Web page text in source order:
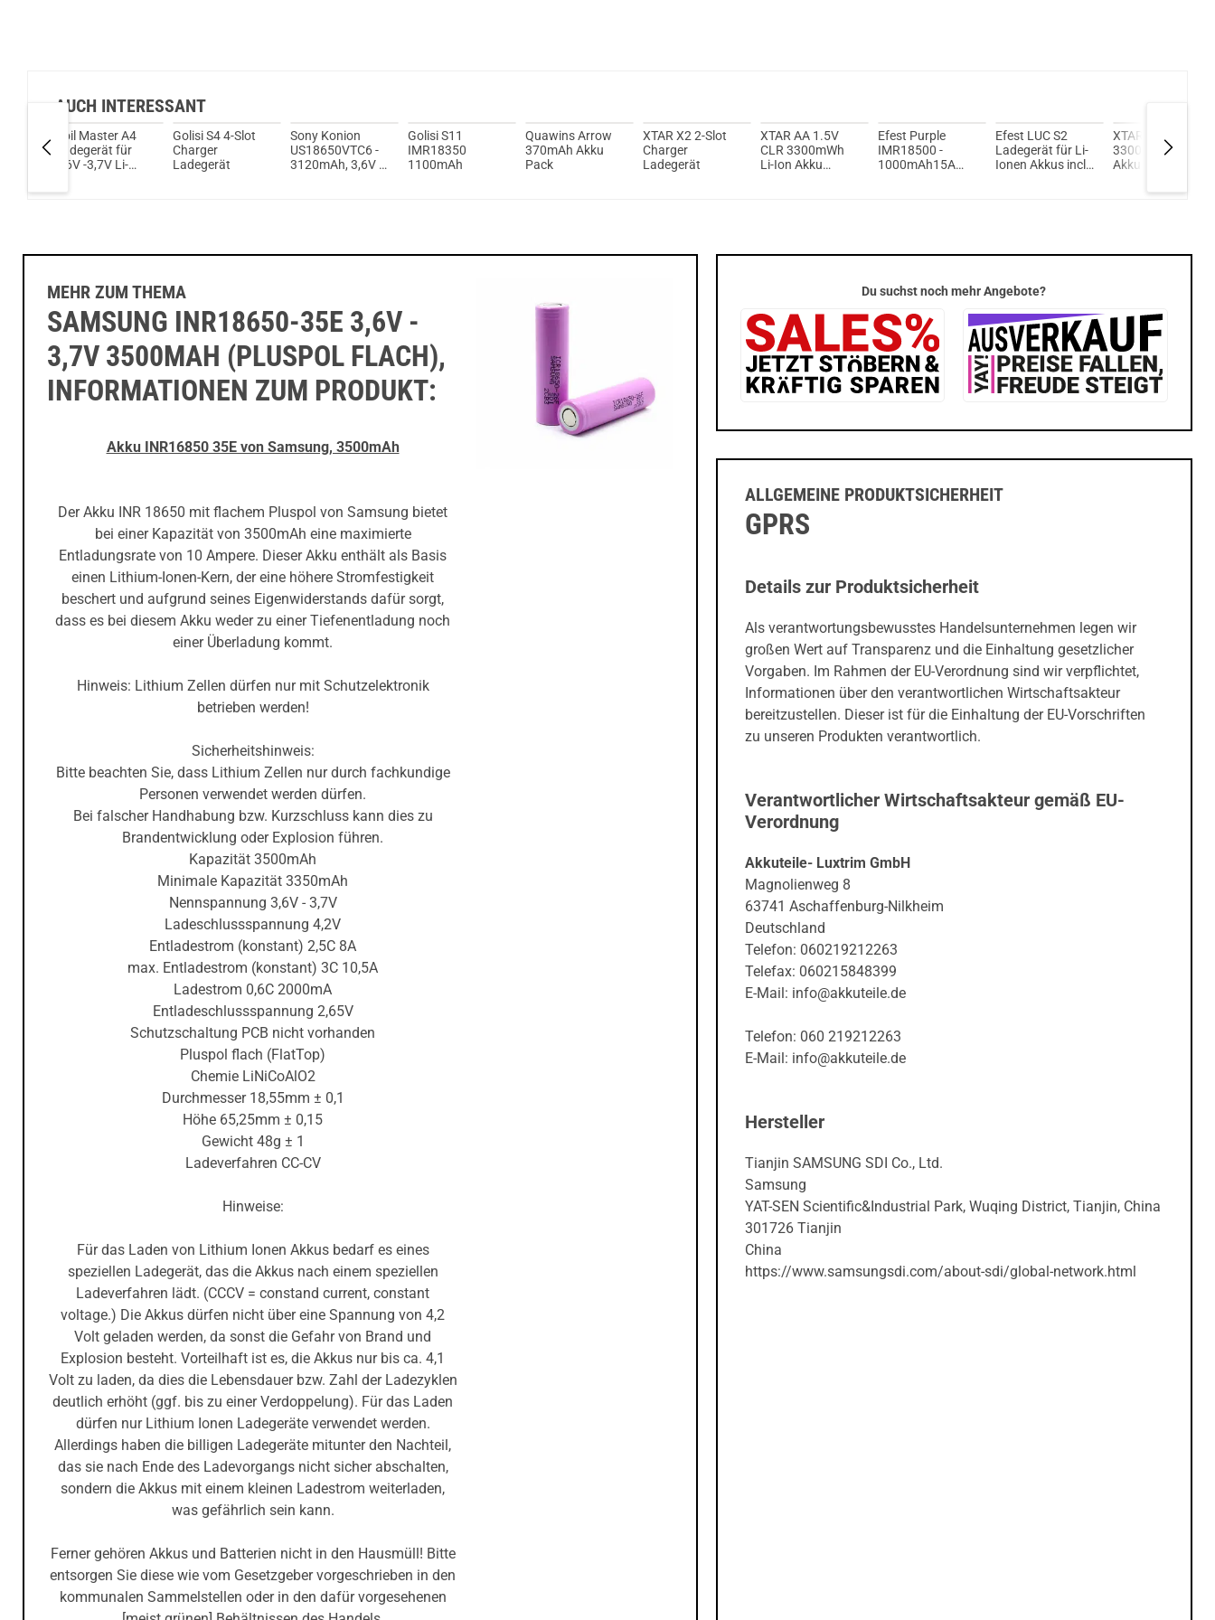
AUCH INTERESSANT
Coil Master A4
Ladegerät für
3,6V -3,7V Li-
Golisi S4 4-Slot
Charger
Ladegerät
Sony Konion
US18650VTC6 -
3120mAh, 3,6V -
Golisi S11
IMR18350
1100mAh
Quawins Arrow
370mAh Akku
Pack
XTAR X2 2-Slot
Charger
Ladegerät
XTAR AA 1.5V
CLR 3300mWh
Li-Ion Akku
Efest Purple
IMR18500 -
1000mAh15A
Efest LUC S2
Ladegerät für Li-
Ionen Akkus incl.
XTAR AA 1.5V
3300mWh Li-Ion
Akku 2000mAh
MEHR ZUM THEMA
SAMSUNG INR18650-35E 3,6V -
3,7V 3500MAH (PLUSPOL FLACH),
INFORMATIONEN ZUM PRODUKT:
Akku INR16850 35E von Samsung, 3500mAh
Der Akku INR 18650 mit flachem Pluspol von Samsung bietet
bei einer Kapazität von 3500mAh eine maximierte
Entladungsrate von 10 Ampere. Dieser Akku enthält als Basis
einen Lithium-Ionen-Kern, der eine höhere Stromfestigkeit
beschert und aufgrund seines Eigenwiderstands dafür sorgt,
dass es bei diesem Akku weder zu einer Tiefenentladung noch
einer Überladung kommt.
Hinweis: Lithium Zellen dürfen nur mit Schutzelektronik
betrieben werden!
Sicherheitshinweis:
Bitte beachten Sie, dass Lithium Zellen nur durch fachkundige
Personen verwendet werden dürfen.
Bei falscher Handhabung bzw. Kurzschluss kann dies zu
Brandentwicklung oder Explosion führen.
Kapazität 3500mAh
Minimale Kapazität 3350mAh
Nennspannung 3,6V - 3,7V
Ladeschlussspannung 4,2V
Entladestrom (konstant) 2,5C 8A
max. Entladestrom (konstant) 3C 10,5A
Ladestrom 0,6C 2000mA
Entladeschlussspannung 2,65V
Schutzschaltung PCB nicht vorhanden
Pluspol flach (FlatTop)
Chemie LiNiCoAlO2
Durchmesser 18,55mm ± 0,1
Höhe 65,25mm ± 0,15
Gewicht 48g ± 1
Ladeverfahren CC-CV
Hinweise:
Für das Laden von Lithium Ionen Akkus bedarf es eines
speziellen Ladegerät, das die Akkus nach einem speziellen
Ladeverfahren lädt. (CCCV = constand current, constant
voltage.) Die Akkus dürfen nicht über eine Spannung von 4,2
Volt geladen werden, da sonst die Gefahr von Brand und
Explosion besteht. Vorteilhaft ist es, die Akkus nur bis ca. 4,1
Volt zu laden, da dies die Lebensdauer bzw. Zahl der Ladezyklen
deutlich erhöht (ggf. bis zu einer Verdoppelung). Für das Laden
dürfen nur Lithium Ionen Ladegeräte verwendet werden.
Allerdings haben die billigen Ladegeräte mitunter den Nachteil,
das sie nach Ende des Ladevorgangs nicht sicher abschalten,
sondern die Akkus mit einem kleinen Ladestrom weiterladen,
was gefährlich sein kann.
Ferner gehören Akkus und Batterien nicht in den Hausmüll! Bitte
entsorgen Sie diese wie vom Gesetzgeber vorgeschrieben in den
kommunalen Sammelstellen oder in den dafür vorgesehenen
Du suchst noch mehr Angebote?
ALLGEMEINE PRODUKTSICHERHEIT
GPRS
Details zur Produktsicherheit
Als verantwortungsbewusstes Handelsunternehmen legen wir
großen Wert auf Transparenz und die Einhaltung gesetzlicher
Vorgaben. Im Rahmen der EU-Verordnung sind wir verpflichtet,
Informationen über den verantwortlichen Wirtschaftsakteur
bereitzustellen. Dieser ist für die Einhaltung der EU-Vorschriften
zu unseren Produkten verantwortlich.
Verantwortlicher Wirtschaftsakteur gemäß EU-
Verordnung
Akkuteile- Luxtrim GmbH
Magnolienweg 8
63741 Aschaffenburg-Nilkheim
Deutschland
Telefon: 060219212263
Telefax: 060215848399
E-Mail: info@akkuteile.de
Telefon: 060 219212263
E-Mail: info@akkuteile.de
Hersteller
Tianjin SAMSUNG SDI Co., Ltd.
Samsung
YAT-SEN Scientific&Industrial Park, Wuqing District, Tianjin, China
301726 Tianjin
China
https://www.samsungsdi.com/about-sdi/global-network.html